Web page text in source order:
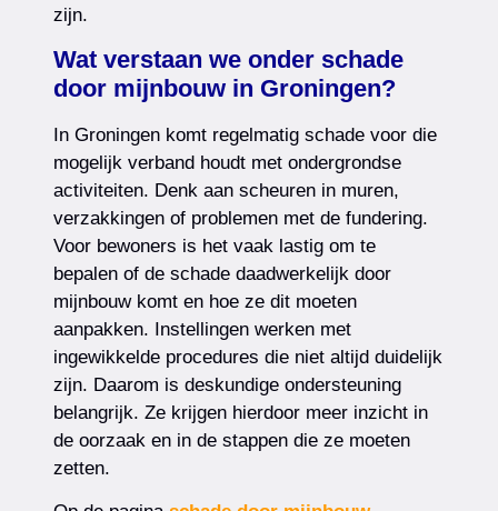
zijn.
Wat verstaan we onder schade
door mijnbouw in Groningen?
In Groningen komt regelmatig schade voor die
mogelijk verband houdt met ondergrondse
activiteiten. Denk aan scheuren in muren,
verzakkingen of problemen met de fundering.
Voor bewoners is het vaak lastig om te
bepalen of de schade daadwerkelijk door
mijnbouw komt en hoe ze dit moeten
aanpakken. Instellingen werken met
ingewikkelde procedures die niet altijd duidelijk
zijn. Daarom is deskundige ondersteuning
belangrijk. Ze krijgen hierdoor meer inzicht in
de oorzaak en in de stappen die ze moeten
zetten.